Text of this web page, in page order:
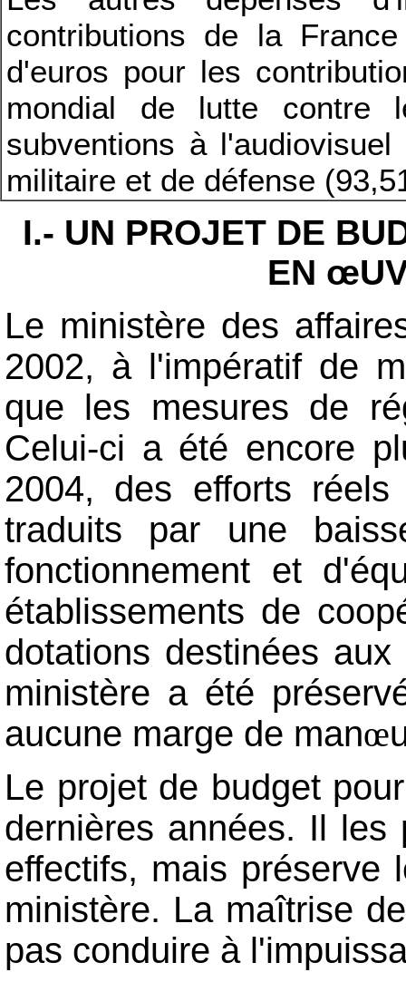
contributions de la
d'euros pour les
mondial de lutte contre
subventions à
militaire et de défense
I.- UN PROJET DE
EN
Le ministère des
2002, à l'impératif de
que les mesures de
Celui-ci a été encore
2004, des efforts
traduits par une
fonctionnement et
établissements de
dotations destinées
ministère a été
aucune marge de manœ
Le projet de budget
dernières années. Il
effectifs, mais préserve
ministère. La maîtrise
pas conduire à